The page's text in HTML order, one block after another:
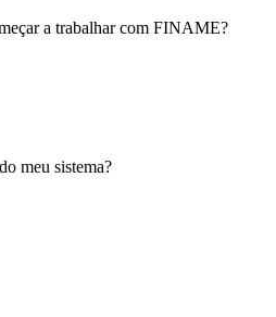
a trabalhar com FINAME?
meu sistema?